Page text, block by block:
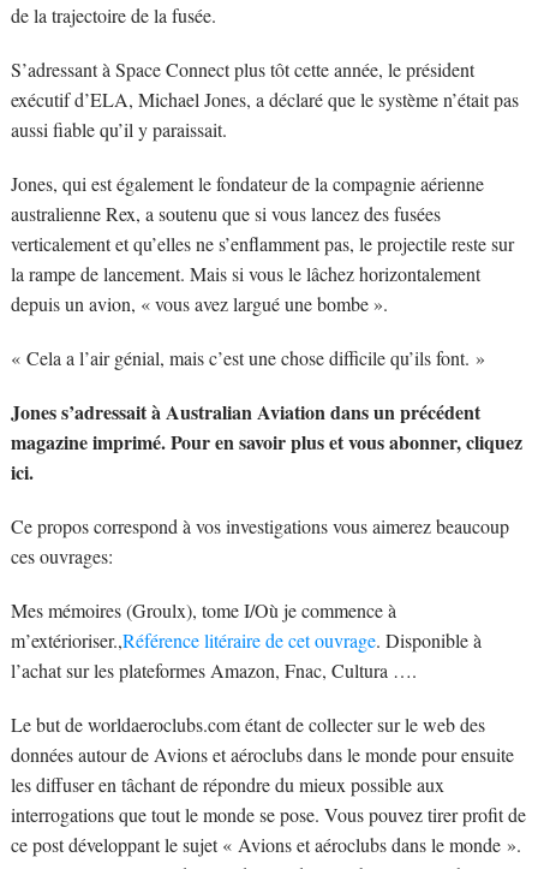
de la trajectoire de la fusée.
S’adressant à Space Connect plus tôt cette année, le président
exécutif d’ELA, Michael Jones, a déclaré que le système n’était pas
aussi fiable qu’il y paraissait.
Jones, qui est également le fondateur de la compagnie aérienne
australienne Rex, a soutenu que si vous lancez des fusées
verticalement et qu’elles ne s’enflamment pas, le projectile reste sur
la rampe de lancement. Mais si vous le lâchez horizontalement
depuis un avion, « vous avez largué une bombe ».
« Cela a l’air génial, mais c’est une chose difficile qu’ils font. »
Jones s’adressait à Australian Aviation dans un précédent
magazine imprimé. Pour en savoir plus et vous abonner, cliquez
ici.
Ce propos correspond à vos investigations vous aimerez beaucoup
ces ouvrages:
Mes mémoires (Groulx), tome I/Où je commence à
m’extérioriser.,Référence litéraire de cet ouvrage. Disponible à
l’achat sur les plateformes Amazon, Fnac, Cultura ….
Le but de worldaeroclubs.com étant de collecter sur le web des
données autour de Avions et aéroclubs dans le monde pour ensuite
les diffuser en tâchant de répondre du mieux possible aux
interrogations que tout le monde se pose. Vous pouvez tirer profit de
ce post développant le sujet « Avions et aéroclubs dans le monde ».